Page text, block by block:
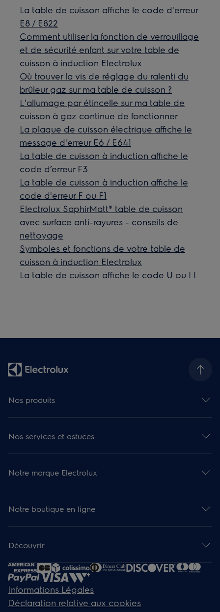
La table de cuisson affiche le code d'erreur
E8 / E822
Comment utiliser la fonction de verrouillage
et de sécurité enfant sur votre table de
cuisson à induction Electrolux
Où trouver la vis de réglage du ralenti du
brûleur gaz sur ma table de cuisson ?
L'allumage par étincelle sur ma table de
cuisson à gaz continue de fonctionner
La plaque de cuisson électrique affiche le
message d'erreur E6 / E641
La table de cuisson à induction affiche le
code d’erreur F3
La table de cuisson à induction affiche le
code d'erreur F ou F1
Electrolux SaphirMatt® table de cuisson
avec surface anti-rayures - conseils de
nettoyage
Symboles et fonctions de votre table de
cuisson à induction Electrolux
La table de cuisson affiche le code U ou | |
Nos produits
Nos services et astuces
Notre marque Electrolux
Notre boutique en ligne
Découvrir
Informations Légales
Déclaration relative aux cookies